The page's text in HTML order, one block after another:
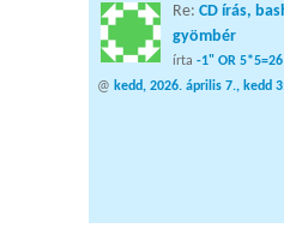
Re: CD írás,
gyömbér
írta -1" OR
@ kedd, 2026. április 7., kedd